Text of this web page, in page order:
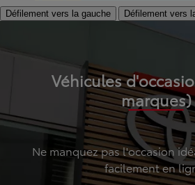
Défilement vers la gauche Défilement vers
Véhicules
marques)
Ne manquez pas l'occasion
facilement en